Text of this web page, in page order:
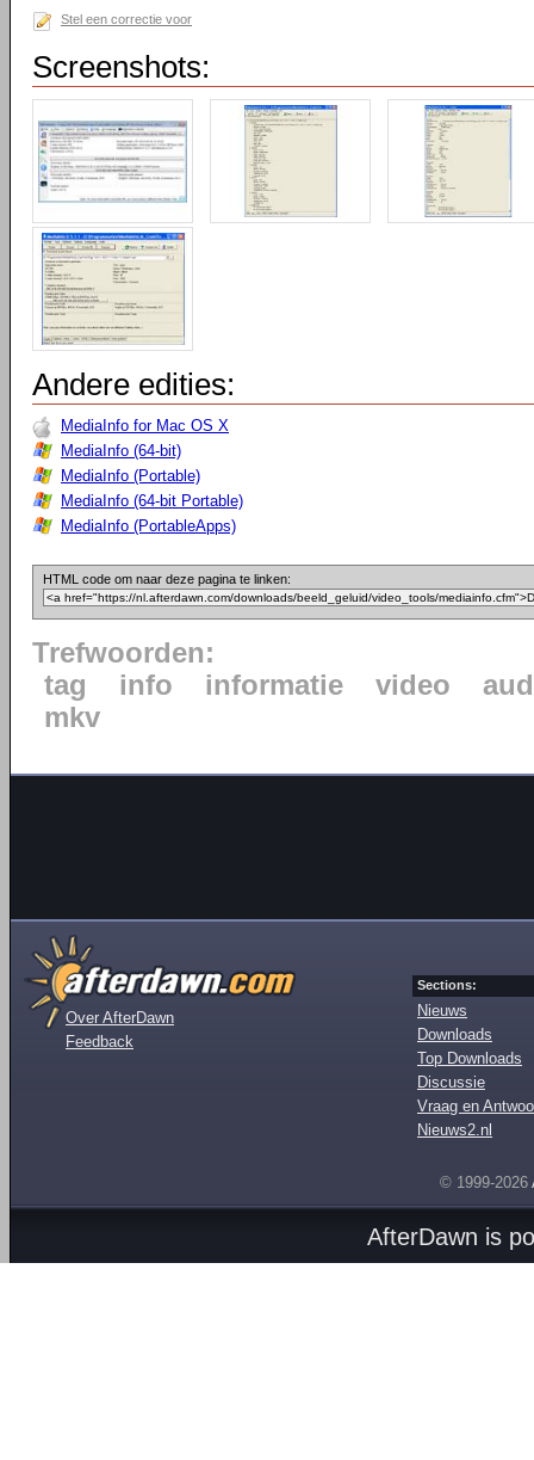
Stel een correctie voor
Screenshots:
Andere edities:
MediaInfo for Mac OS X
MediaInfo (64-bit)
MediaInfo (Portable)
MediaInfo (64-bit Portable)
MediaInfo (PortableApps)
HTML code om naar deze pagina te linken:
Trefwoorden:
tag
info informatie video
mkv
Over AfterDawn
Feedback
Sections:
Nieuws
Downloads
Top Downloads
Discussie
Vraag en
Nieuws2.nl
© 1999-2026
AfterDawn is